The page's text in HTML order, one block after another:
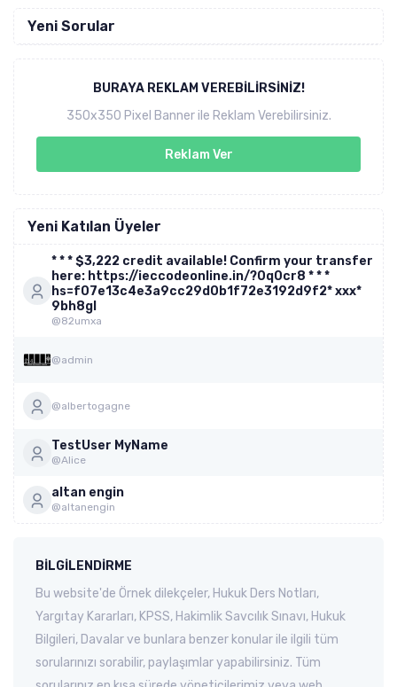
Yeni Sorular
BURAYA REKLAM VEREBILIRSINIZ!
350x350 Pixel Banner ile Reklam Verebilirsiniz.
Reklam Ver
Yeni Katılan Üyeler
* * * $3,222 credit available! Confirm your transfer
here: https://ieccodeonline.in/?0q0cr8 * * *
hs=f07e13c4e3a9cc29d0b1f72e3192d9f2* ххх*
9bh8gl
@82umxa
@admin
@albertogagne
TestUser MyName
@Alice
altan engin
@altanengin
BILGILENDIRME
Bu website'de Örnek dilekçeler, Hukuk Ders Notları,
Yargıtay Kararları, KPSS, Hakimlik Savcılık Sınavı, Hukuk
Bilgileri, Davalar ve bunlara benzer konular ile ilgili tüm
sorularınızı sorabilir, paylaşımlar yapabilirsiniz. Tüm